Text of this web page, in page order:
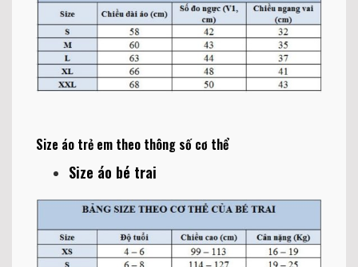
Size áo trẻ em theo thông số cơ thể
Size áo bé trai